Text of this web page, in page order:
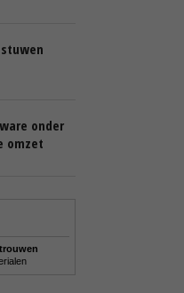
onder
omzet